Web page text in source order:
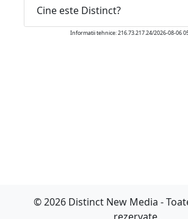
Cine este Distinct?
Informatii tehnice: 216.73.217.24/2026-08-06
© 2026 Distinct New Media -